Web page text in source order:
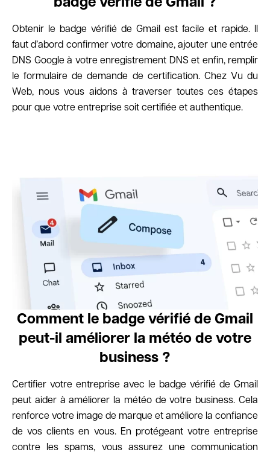
Obtenir le badge vérifié de Gmail est facile et rapide. Il
faut d’abord confirmer votre domaine, ajouter une entrée
DNS Google à votre enregistrement DNS et enfin, remplir
le formulaire de demande de certification. Chez Vu du
Web, nous vous aidons à traverser toutes ces étapes
pour que votre entreprise soit certifiée et authentique.
Comment le badge vérifié de Gmail
peut-il améliorer la météo de votre
business ?
Certifier votre entreprise avec le badge vérifié de Gmail
peut aider à améliorer la météo de votre business. Cela
renforce votre image de marque et améliore la confiance
de vos clients en vous. En protégeant votre entreprise
contre les spams, vous assurez une communication